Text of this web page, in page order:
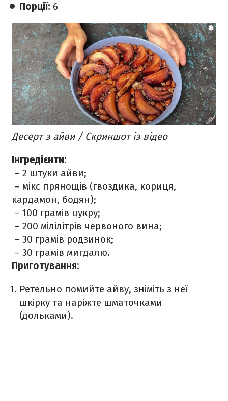
Порції: 6
Десерт з айви / Скриншот із відео
Інгредієнти:
– 2 штуки айви;
– мікс прянощів (гвоздика, кориця,
кардамон, бодян);
– 100 грамів цукру;
– 200 мілілітрів червоного вина;
– 30 грамів родзинок;
– 30 грамів мигдалю.
Приготування:
Ретельно помийте айву, зніміть з неї
шкірку та наріжте шматочками
(дольками).